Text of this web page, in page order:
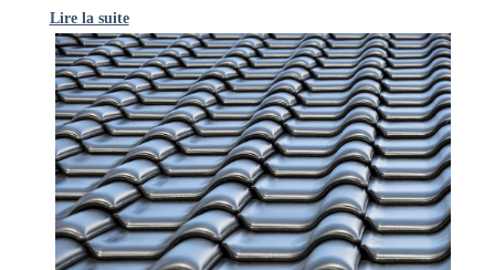
Lire la suite